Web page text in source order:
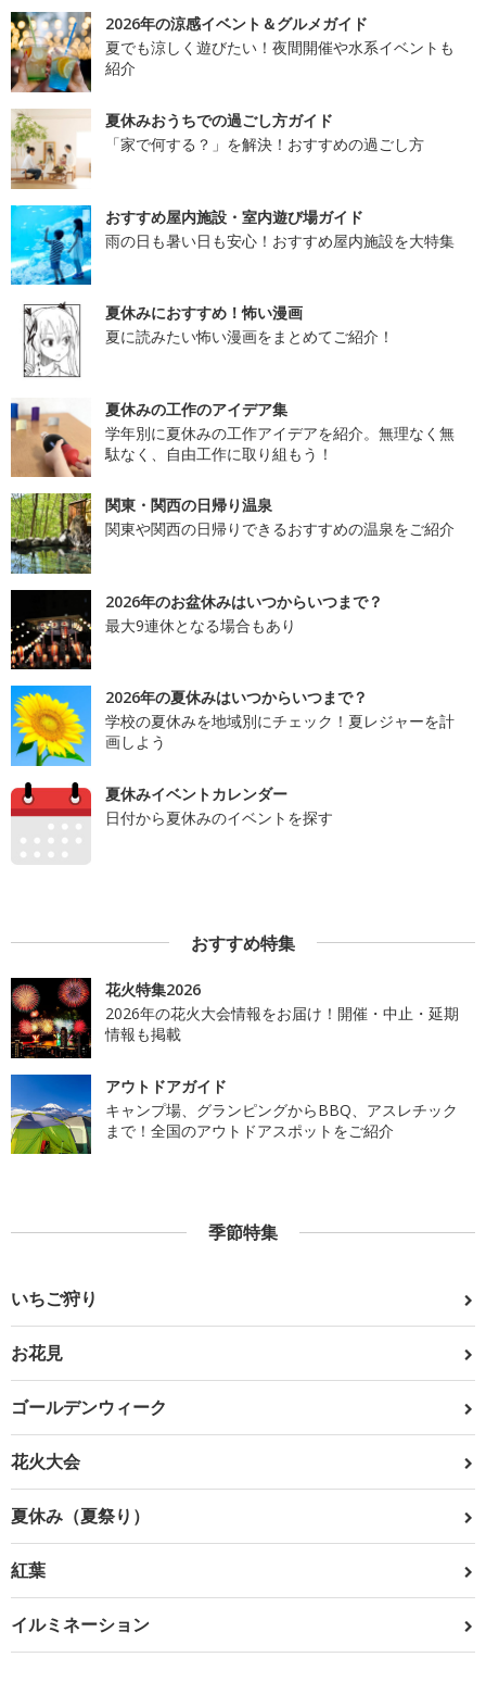
2026年の涼感イベント＆グルメガイド
夏でも涼しく遊びたい！夜間開催や水系イベントも
紹介
夏休みおうちでの過ごし方ガイド
「家で何する？」を解決！おすすめの過ごし方
おすすめ屋内施設・室内遊び場ガイド
雨の日も暑い日も安心！おすすめ屋内施設を大特集
夏休みにおすすめ！怖い漫画
夏に読みたい怖い漫画をまとめてご紹介！
夏休みの工作のアイデア集
学年別に夏休みの工作アイデアを紹介。無理なく無
駄なく、自由工作に取り組もう！
関東・関西の日帰り温泉
関東や関西の日帰りできるおすすめの温泉をご紹介
2026年のお盆休みはいつからいつまで？
最大9連休となる場合もあり
2026年の夏休みはいつからいつまで？
学校の夏休みを地域別にチェック！夏レジャーを計
画しよう
夏休みイベントカレンダー
日付から夏休みのイベントを探す
おすすめ特集
花火特集2026
2026年の花火大会情報をお届け！開催・中止・延期
情報も掲載
アウトドアガイド
キャンプ場、グランピングからBBQ、アスレチック
まで！全国のアウトドアスポットをご紹介
季節特集
いちご狩り
お花見
ゴールデンウィーク
花火大会
夏休み（夏祭り）
紅葉
イルミネーション